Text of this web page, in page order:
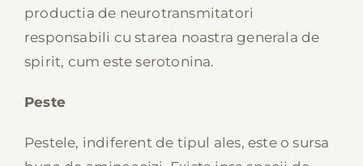
productia de neurotransmitatori
responsabili cu starea noastra generala de
spirit, cum este serotonina.
Peste
Pestele, indiferent de tipul ales, este o sursa